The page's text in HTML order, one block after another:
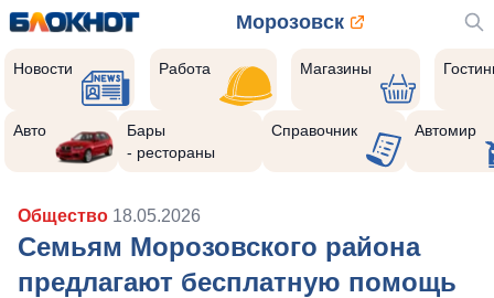
Морозовск
Новости Работа Магазины
Авто
Бары
- рестораны
Справочник Автомир
Общество 18.05.2026
Семьям Морозовского района
предлагают бесплатную помощь